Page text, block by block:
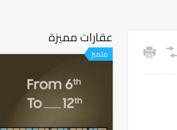
عقارات مميزة
متميز